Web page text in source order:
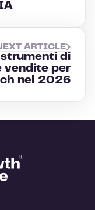
ARTICLE
di
vendite per
nel 2026